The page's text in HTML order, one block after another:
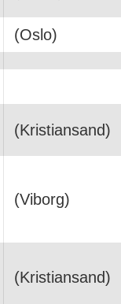
(Oslo)
(Kristiansand)
(Viborg)
(Kristiansand)